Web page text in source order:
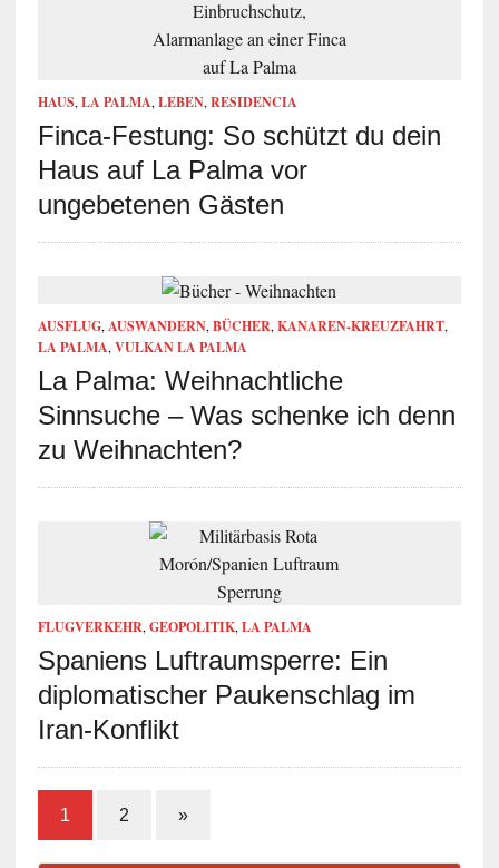
HAUS, LA PALMA, LEBEN, RESIDENCIA
Finca-Festung: So schützt du dein
Haus auf La Palma vor
ungebetenen Gästen
AUSFLUG, AUSWANDERN, BÜCHER, KANAREN-KREUZFAHRT,
LA PALMA, VULKAN LA PALMA
La Palma: Weihnachtliche
Sinnsuche – Was schenke ich denn
zu Weihnachten?
FLUGVERKEHR, GEOPOLITIK, LA PALMA
Spaniens Luftraumsperre: Ein
diplomatischer Paukenschlag im
Iran-Konflikt
1 2 »